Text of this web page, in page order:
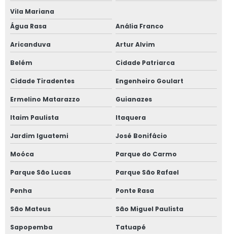
Janela de alumínio sob medida
Janela de alumínio sobreposta
Janela de alumínio sobreposta em são paulo
Janela de alumínio sobreposta em sp
Janela em aluminio vidro duplo
Janela anti barulho
Janela anti barulho para residências
Janela anti ruído sobrepor
Janela anti ruído de sobrepor slim
Janela anti ruído sobreposta
Vila Mariana
Água Rasa
Anália Franco
Aricanduva Artur Alvim
Belém Cidade Patriarca
Cidade Tiradentes Engenheiro Goulart
Ermelino Matarazzo Guianazes
Itaim Paulista Itaquera
Jardim Iguatemi José Bonifácio
Moóca Parque do Carmo
Parque São Lucas Parque São Rafael
Penha Ponte Rasa
São Mateus São Miguel Paulista
Sapopemba Tatuapé